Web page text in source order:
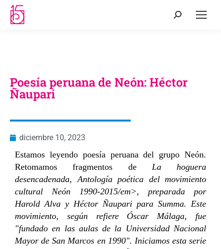
Poesía peruana de Neón: Héctor
Ñaupari
diciembre 10, 2023
Estamos leyendo poesía peruana del grupo Neón.
Retomamos fragmentos de La hoguera
desencadenada, Antología poética del movimiento
cultural Neón 1990-2015/em>, preparada por
Harold Alva y Héctor Ñaupari para Summa. Este
movimiento, según refiere Óscar Málaga, fue
"fundado en las aulas de la Universidad Nacional
Mayor de San Marcos en 1990". Iniciamos esta serie